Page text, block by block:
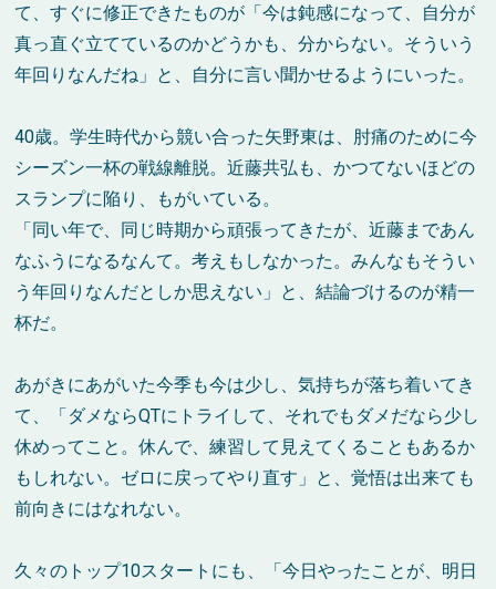
て、すぐに修正できたものが「今は鈍感になって、自分が
真っ直ぐ立てているのかどうかも、分からない。そういう
年回りなんだね」と、自分に言い聞かせるようにいった。
40歳。学生時代から競い合った矢野東は、肘痛のために今
シーズン一杯の戦線離脱。近藤共弘も、かつてないほどの
スランプに陥り、もがいている。
「同い年で、同じ時期から頑張ってきたが、近藤まであん
なふうになるなんて。考えもしなかった。みんなもそうい
う年回りなんだとしか思えない」と、結論づけるのが精一
杯だ。
あがきにあがいた今季も今は少し、気持ちが落ち着いてき
て、「ダメならQTにトライして、それでもダメだなら少し
休めってこと。休んで、練習して見えてくることもあるか
もしれない。ゼロに戻ってやり直す」と、覚悟は出来ても
前向きにはなれない。
久々のトップ10スタートにも、「今日やったことが、明日